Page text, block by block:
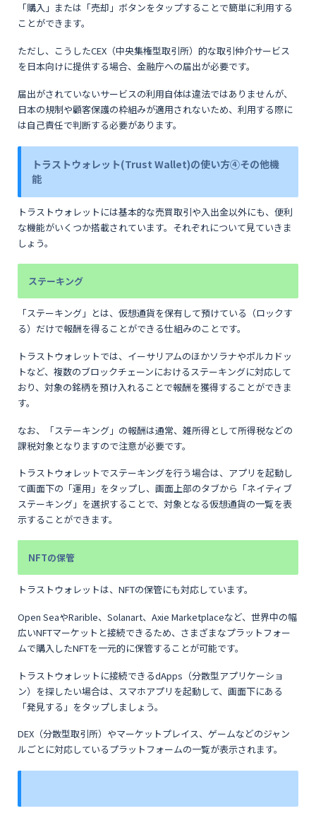
「購入」または「売却」ボタンをタップすることで簡単に利用する
ことができます。
ただし、こうしたCEX（中央集権型取引所）的な取引仲介サービス
を日本向けに提供する場合、金融庁への届出が必要です。
届出がされていないサービスの利用自体は違法ではありませんが、
日本の規制や顧客保護の枠組みが適用されないため、利用する際に
は自己責任で判断する必要があります。
トラストウォレット(Trust Wallet)の使い方④その他機
能
トラストウォレットには基本的な売買取引や入出金以外にも、便利
な機能がいくつか搭載されています。それぞれについて見ていきま
しょう。
ステーキング
「ステーキング」とは、仮想通貨を保有して預けている（ロックす
る）だけで報酬を得ることができる仕組みのことです。
トラストウォレットでは、イーサリアムのほかソラナやポルカドッ
トなど、複数のブロックチェーンにおけるステーキングに対応して
おり、対象の銘柄を預け入れることで報酬を獲得することができま
す。
なお、「ステーキング」の報酬は通常、雑所得として所得税などの
課税対象となりますので注意が必要です。
トラストウォレットでステーキングを行う場合は、アプリを起動し
て画面下の「運用」をタップし、画面上部のタブから「ネイティブ
ステーキング」を選択することで、対象となる仮想通貨の一覧を表
示することができます。
NFTの保管
トラストウォレットは、NFTの保管にも対応しています。
Open SeaやRarible、Solanart、Axie Marketplaceなど、世界中の幅
広いNFTマーケットと接続できるため、さまざまなプラットフォー
ムで購入したNFTを一元的に保管することが可能です。
トラストウォレットに接続できるdApps（分散型アプリケーショ
ン）を探したい場合は、スマホアプリを起動して、画面下にある
「発見する」をタップしましょう。
DEX（分散型取引所）やマーケットプレイス、ゲームなどのジャン
ルごとに対応しているプラットフォームの一覧が表示されます。